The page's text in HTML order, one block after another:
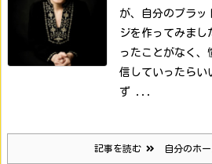
が、自分のプラッ
ジを作ってみまし
ったことがなく、
信していったらい
ず ...
記事を読む 自分のホ